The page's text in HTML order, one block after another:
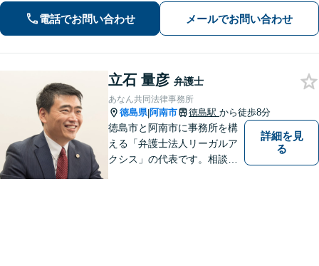
電話でお問い合わせ メールでお問い合わせ
立石 量彦 弁護士
あなん共同法律事務所
徳島県|阿南市 徳島駅 から徒歩8分
徳島市と阿南市に事務所を構
える「弁護士法人リーガルア
クシス」の代表です。相談い
詳細を見
る